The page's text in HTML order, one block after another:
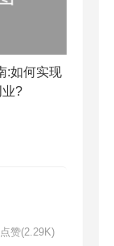
:如何实现
业?
点赞(2.29K)